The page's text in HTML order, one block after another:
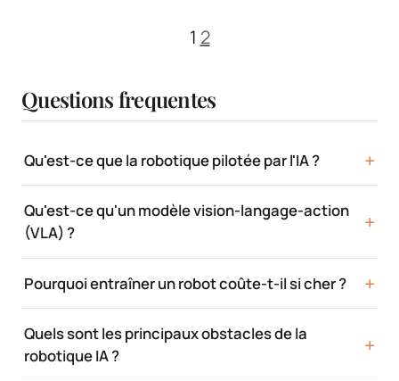
1 2
Questions frequentes
Qu'est-ce que la robotique pilotée par l'IA ?
Qu'est-ce qu'un modèle vision-langage-action
(VLA) ?
Pourquoi entraîner un robot coûte-t-il si cher ?
Quels sont les principaux obstacles de la
robotique IA ?